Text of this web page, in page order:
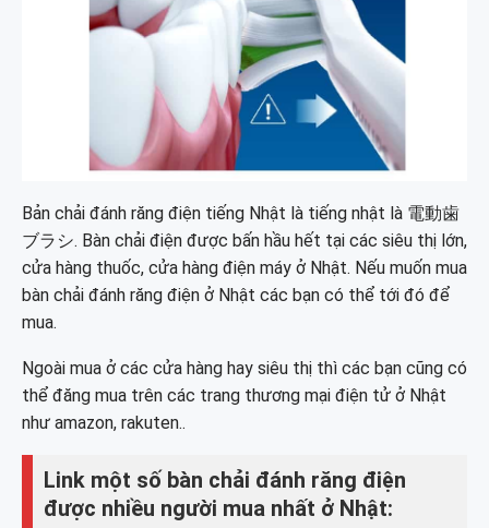
Bản chải đánh răng điện tiếng Nhật là tiếng nhật là 電動歯
ブラシ. Bàn chải điện được bấn hầu hết tại các siêu thị lớn,
cửa hàng thuốc, cửa hàng điện máy ở Nhật. Nếu muốn mua
bàn chải đánh răng điện ở Nhật các bạn có thể tới đó để
mua.
Ngoài mua ở các cửa hàng hay siêu thị thì các bạn cũng có
thể đăng mua trên các trang thương mại điện tử ở Nhật
như amazon, rakuten..
Link một số bàn chải đánh răng điện
được nhiều người mua nhất ở Nhật: